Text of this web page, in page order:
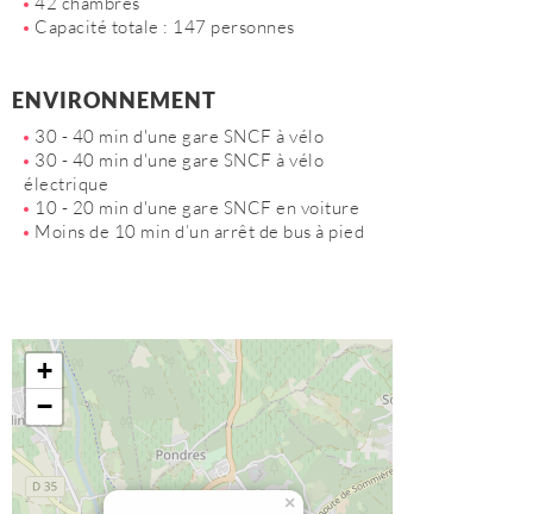
Capacité totale : 147 personnes
ENVIRONNEMENT
30 - 40 min d'une gare SNCF à vélo
30 - 40 min d'une gare SNCF à vélo
électrique
10 - 20 min d'une gare SNCF en voiture
Moins de 10 min d’un arrêt de bus à pied
×
+
−